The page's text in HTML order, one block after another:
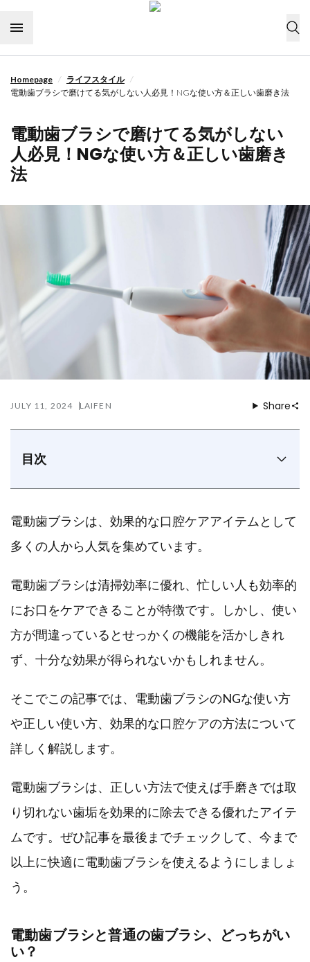
今すぐ購入
ヘアケア
ライフスタイル
ヘアスタイル
Homepage / ライフスタイル /
電動歯ブラシで磨けてる気がしない人必見！NGな使い方＆正しい歯磨き法
電動歯ブラシで磨けてる気がしない
人必見！NGな使い方＆正しい歯磨き
法
JULY 11, 2024 LAIFEN Share
目次
磨けてる気がしない原因？電動歯ブラシのNGな使い
方9つ
電動歯ブラシでの正しい歯磨き方法
電動歯ブラシを使った効果的な歯磨きのポイント
ブラッシング効率最大300%向上！Wave 電動歯ブラシ
まとめ
電動歯ブラシは、効果的な口腔ケアアイテムとして
多くの人から人気を集めています。
電動歯ブラシは清掃効率に優れ、忙しい人も効率的
にお口をケアできることが特徴です。しかし、使い
方が間違っているとせっかくの機能を活かしきれ
ず、十分な効果が得られないかもしれません。
そこでこの記事では、電動歯ブラシのNGな使い方
や正しい使い方、効果的な口腔ケアの方法について
詳しく解説します。
電動歯ブラシは、正しい方法で使えば手磨きでは取
り切れない歯垢を効果的に除去できる優れたアイテ
ムです。ぜひ記事を最後までチェックして、今まで
以上に快適に電動歯ブラシを使えるようにしましょ
う。
電動歯ブラシと普通の歯ブラシ、どっちがい
い？